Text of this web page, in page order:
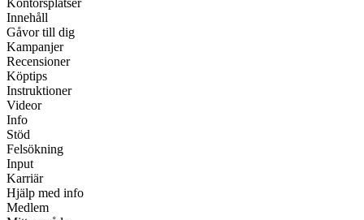
Kontorsplatser
Innehåll
Gåvor till dig
Kampanjer
Recensioner
Köptips
Instruktioner
Videor
Info
Stöd
Felsökning
Input
Karriär
Hjälp med info
Medlem